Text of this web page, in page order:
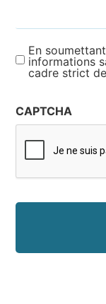
En
informations
cadre strict
CAPTCHA